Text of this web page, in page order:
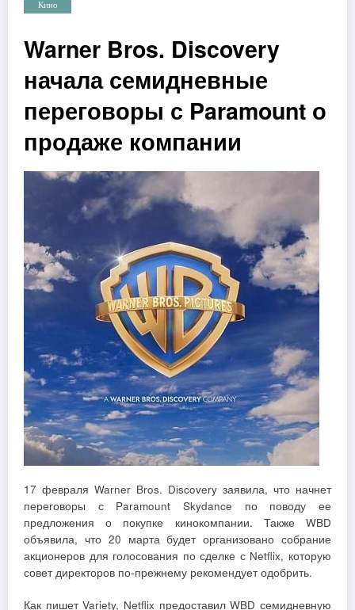
Кино
Warner Bros. Discovery
начала семидневные
переговоры с Paramount о
продаже компании
17 февраля Warner Bros. Discovery заявила, что начнет
переговоры с Paramount Skydance по поводу ее
предложения о покупке кинокомпании. Также WBD
объявила, что 20 марта будет организовано собрание
акционеров для голосования по сделке с Netflix, которую
совет директоров по-прежнему рекомендует одобрить.
Как пишет Variety, Netflix предоставил WBD семидневную